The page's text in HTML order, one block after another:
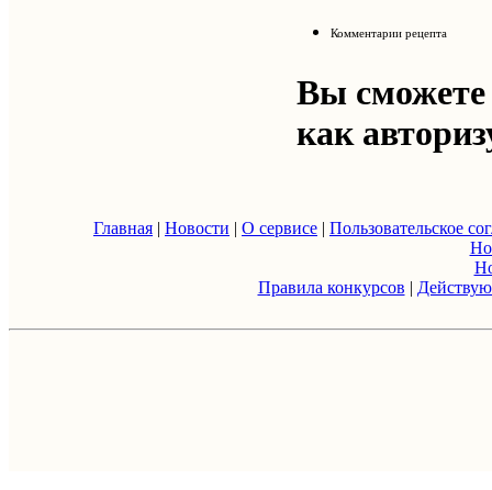
Комментарии рецепта
Вы сможете
как
Главная | Новости | О сервисе | Пользовательское
Правила конкурсов |